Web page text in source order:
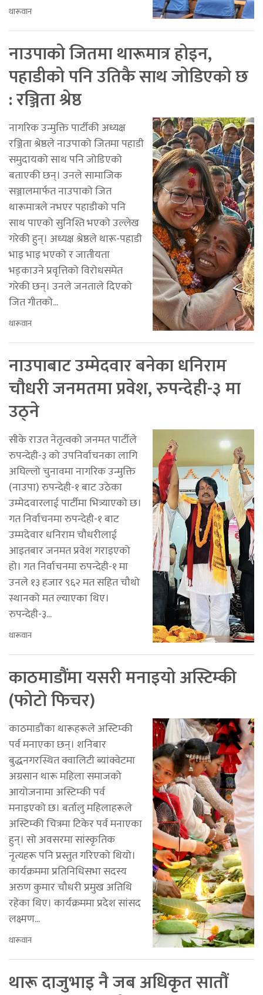
थारूवान
नाउपाको जितमा थारूमात्र होइन,
पहाडीको पनि उतिकै साथ जोडिएको छ
: रञ्जिता श्रेष्ठ
नागरिक उन्मुक्ति पार्टीकी अध्यक्ष
रञ्जिता श्रेष्ठले नाउपाको जितमा पहाडी
समुदायको साथ पनि जोडिएको
बताएकी छन्। उनले सामाजिक
सञ्जालमार्फत नाउपाको जित
थारूमात्रले नभएर पहाडीको पनि
साथ पाएको सुनिश्ति भएको उल्लेख
गरेकी हुन्। अध्यक्ष श्रेष्ठले थारू-पहाडी
भाइ भाइ भएको र जातीयता
भड्काउने प्रवृत्तिको विरोधसमेत
गरेकी छन्। उनले जनताले दिएको
जित गीतको...
थारूवान
नाउपाबाट उम्मेदवार बनेका धनिराम
चौधरी जनमतमा प्रवेश, रुपन्देही-३ मा
उठ्ने
सीके राउत नेतृत्वको जनमत पार्टीले
रुपन्देही-३ को उपनिर्वाचनका लागि
अघिल्लो चुनावमा नागरिक उन्मुक्ति
(नाउपा) रुपन्देही-१ बाट उठेका
उम्मेदवारलाई पार्टीमा भित्र्याएको छ।
गत निर्वाचनमा रुपन्देही-१ बाट
उम्मदेवार धनिराम चौधरीलाई
आइतबार जनमत प्रवेश गराइएको
हो। गत निर्वाचनमा रुपन्देही-१ मा
उनले १३ हजार ९६२ मत सहित चौथो
स्थानको मत ल्याएका थिए।
रुपन्देही-३...
थारूवान
काठमाडौंमा यसरी मनाइयो अस्टिम्की
(फोटो फिचर)
काठमाडौंका थारूहरूले अस्टिम्की
पर्व मनाएका छन्। शनिबार
बुद्धनगरस्थित क्वालिटी ब्यांक्वेटमा
अग्रसान थारू महिला समाजको
आयोजनामा अस्टिम्की पर्व
मनाइएको छ। बर्तालु महिलाहरूले
अस्टिम्की चित्रमा टिकेर पर्व मनाएका
हुन्। सो अवसरमा सांस्कृतिक
नृत्यहरू पनि प्रस्तुत गरिएको थियो।
कार्यक्रममा प्रतिनिधिसभा सदस्य
अरुण कुमार चौधरी प्रमुख अतिथि
रहेका थिए। कार्यक्रममा प्रदेश सांसद
लक्ष्मण...
थारूवान
थारू दाजुभाइ नै जब अधिकृत सातौं